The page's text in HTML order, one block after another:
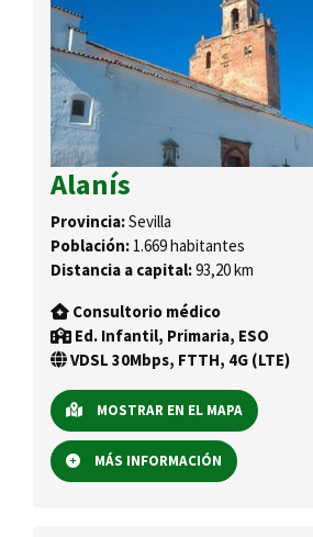
Alanís
Provincia:Sevilla
Población: 1.669 habitantes
Distancia a capital:93,20 km
Consultorio médico
Ed. Infantil, Primaria, ESO
VDSL 30Mbps, FTTH, 4G (LTE)
MOSTRAR EN EL MAPA
MÁS INFORMACIÓN